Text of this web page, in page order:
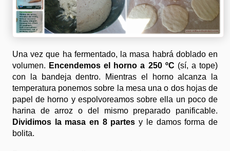
Una vez que ha fermentado, la masa habrá doblado en
volumen. Encendemos el horno a 250 ºC (sí, a tope)
con la bandeja dentro. Mientras el horno alcanza la
temperatura ponemos sobre la mesa una o dos hojas de
papel de horno y espolvoreamos sobre ella un poco de
harina de arroz o del mismo preparado panificable.
Dividimos la masa en 8 partes y le damos forma de
bolita.